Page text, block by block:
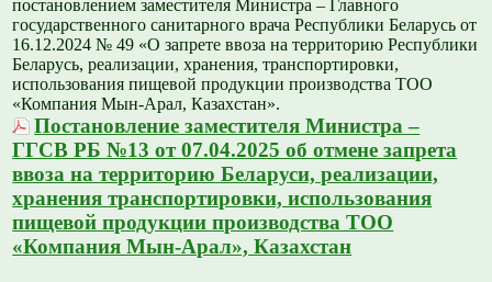
постановлением заместителя Министра – Главного
государственного санитарного врача Республики Беларусь от
16.12.2024 № 49 «О запрете ввоза на территорию Республики
Беларусь, реализации, хранения, транспортировки,
использования пищевой продукции производства ТОО
«Компания Мын-Арал, Казахстан».
Постановление заместителя Министра –
ГГСВ РБ №13 от 07.04.2025 об отмене запрета
ввоза на территорию Беларуси, реализации,
хранения транспортировки, использования
пищевой продукции производства ТОО
«Компания Мын-Арал», Казахстан